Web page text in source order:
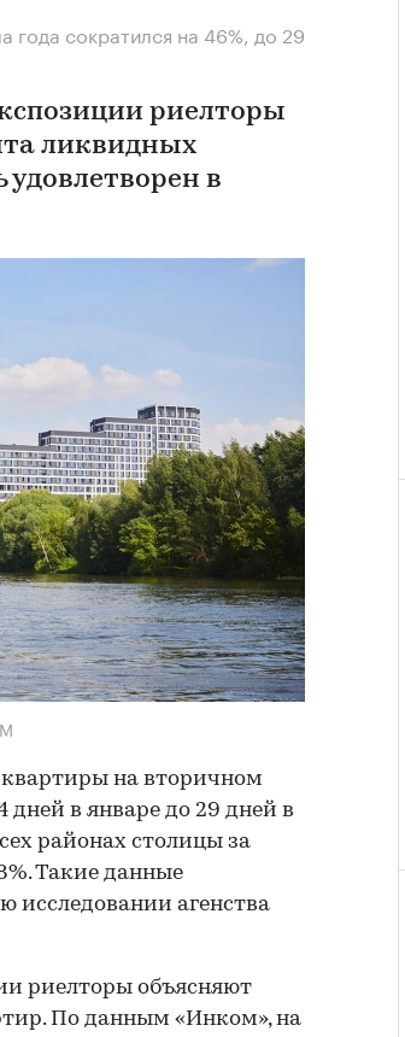
года сократился на 46%, до 29
риелторы
ликвидных
в
квартиры на вторичном
в январе до 29 дней в
районах столицы за
Такие данные
исследовании агенства
риелторы объясняют
По данным «Инком», на